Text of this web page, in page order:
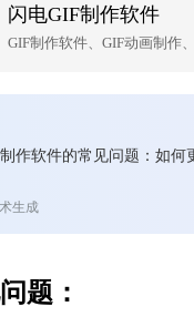
闪电GIF制作软件
作软件的常见问题：如
生成
：